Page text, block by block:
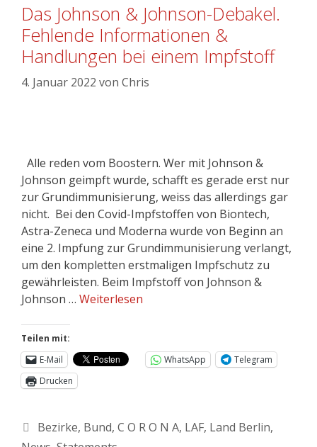
Das Johnson & Johnson-Debakel.
Fehlende Informationen &
Handlungen bei einem Impfstoff
4. Januar 2022 von Chris
Alle reden vom Boostern. Wer mit Johnson &
Johnson geimpft wurde, schafft es gerade erst nur
zur Grundimmunisierung, weiss das allerdings gar
nicht. Bei den Covid-Impfstoffen von Biontech,
Astra-Zeneca und Moderna wurde von Beginn an
eine 2. Impfung zur Grundimmunisierung verlangt,
um den kompletten erstmaligen Impfschutz zu
gewährleisten. Beim Impfstoff von Johnson &
Johnson … Weiterlesen
Teilen mit:
E-Mail
WhatsApp
Telegram
Drucken
Bezirke, Bund, C O R O N A, LAF, Land Berlin,